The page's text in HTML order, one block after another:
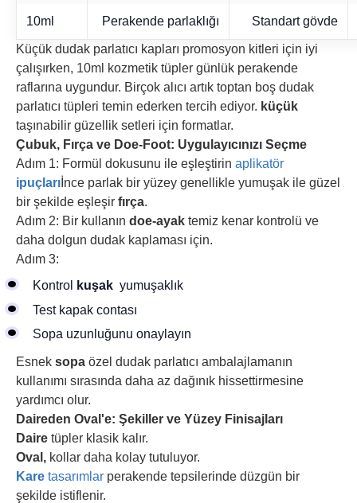
10ml Perakende parlaklığı Standart gövde
Küçük dudak parlatıcı kapları promosyon kitleri için iyi
çalışırken, 10ml kozmetik tüpler günlük perakende
raflarına uygundur. Birçok alıcı artık toptan boş dudak
parlatıcı tüpleri temin ederken tercih ediyor. küçük
taşınabilir güzellik setleri için formatlar.
Çubuk, Fırça ve Doe-Foot: Uygulayıcınızı Seçme
Adım 1: Formül dokusunu ile eşleştirin aplikatör
ipuçları İnce parlak bir yüzey genellikle yumuşak ile güzel
bir şekilde eşleşir fırça.
Adım 2: Bir kullanın doe-ayak temiz kenar kontrolü ve
daha dolgun dudak kaplaması için.
Adım 3:
Kontrol
kuşak yumuşaklık
Test kapak contası
Sopa uzunluğunu onaylayın
Esnek sopa özel dudak parlatıcı ambalajlamanın
kullanımı sırasında daha az dağınık hissettirmesine
yardımcı olur.
Daireden Oval'e: Şekiller ve Yüzey Finisajları
Daire tüpler klasik kalır.
Oval, kollar daha kolay tutuluyor.
Kare tasarımlar perakende tepsilerinde düzgün bir
şekilde istiflenir.